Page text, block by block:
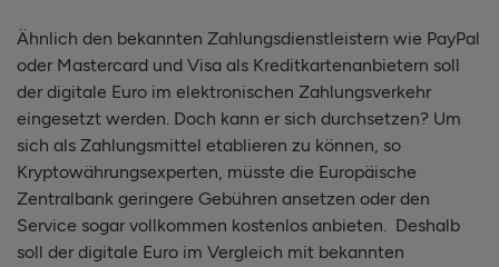
Ähnlich den bekannten Zahlungsdienstleistern wie PayPal
oder Mastercard und Visa als Kreditkartenanbietern soll
der digitale Euro im elektronischen Zahlungsverkehr
eingesetzt werden. Doch kann er sich durchsetzen? Um
sich als Zahlungsmittel etablieren zu können, so
Kryptowährungsexperten, müsste die Europäische
Zentralbank geringere Gebühren ansetzen oder den
Service sogar vollkommen kostenlos anbieten. Deshalb
soll der digitale Euro im Vergleich mit bekannten